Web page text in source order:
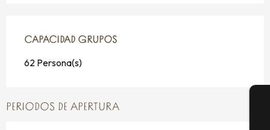
CAPACIDAD GRUPOS
CAPACIDAD GRUPOS
62 Persona(s)
PERIODOS DE APERTURA